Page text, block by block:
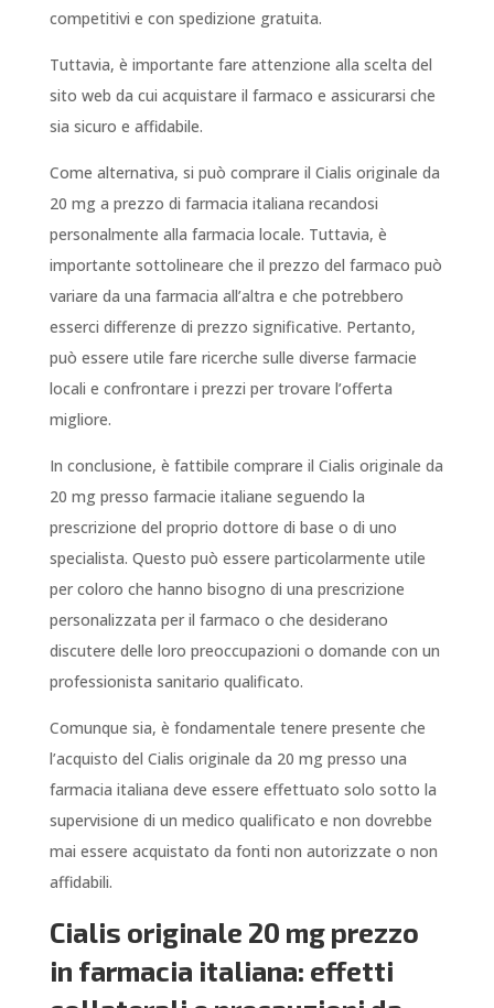
competitivi e con spedizione gratuita.
Tuttavia, è importante fare attenzione alla scelta del
sito web da cui acquistare il farmaco e assicurarsi che
sia sicuro e affidabile.
Come alternativa, si può comprare il Cialis originale da
20 mg a prezzo di farmacia italiana recandosi
personalmente alla farmacia locale. Tuttavia, è
importante sottolineare che il prezzo del farmaco può
variare da una farmacia all’altra e che potrebbero
esserci differenze di prezzo significative. Pertanto,
può essere utile fare ricerche sulle diverse farmacie
locali e confrontare i prezzi per trovare l’offerta
migliore.
In conclusione, è fattibile comprare il Cialis originale da
20 mg presso farmacie italiane seguendo la
prescrizione del proprio dottore di base o di uno
specialista. Questo può essere particolarmente utile
per coloro che hanno bisogno di una prescrizione
personalizzata per il farmaco o che desiderano
discutere delle loro preoccupazioni o domande con un
professionista sanitario qualificato.
Comunque sia, è fondamentale tenere presente che
l’acquisto del Cialis originale da 20 mg presso una
farmacia italiana deve essere effettuato solo sotto la
supervisione di un medico qualificato e non dovrebbe
mai essere acquistato da fonti non autorizzate o non
affidabili.
Cialis originale 20 mg prezzo
in farmacia italiana: effetti